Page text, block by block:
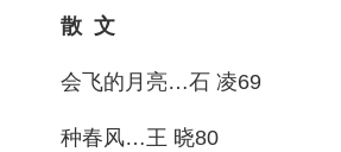
散 文
会飞的月亮…石 凌69
种春风…王 晓80